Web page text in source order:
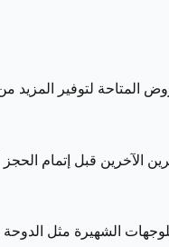
لتوفير المزيد
الآخرين قبل إتمام
الشهيرة مثل